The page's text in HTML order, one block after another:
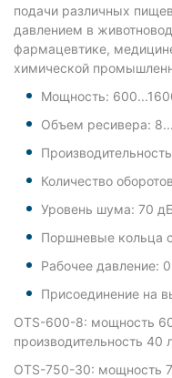
подачи различных
давлением в
фармацевтике,
химической
Мощность:
Объем ресивера:
Количество
Уровень шума: 70
Поршневые кольца
Рабочее давление:
Присоединение на
OTS-600-8: мощность
производительность 40
OTS-750-30: мощность